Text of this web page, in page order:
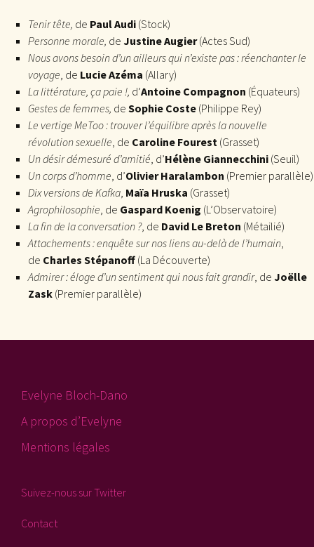
Tenir tête, de Paul Audi (Stock)
Personne morale, de Justine Augier(Actes Sud)
Nous avons besoin d’un ailleurs qui n’existe pas : réenchanter le
voyage, de Lucie Azéma (Allary)
La littérature, ça paie !, d’Antoine Compagnon (Équateurs)
Gestes de femmes, de Sophie Coste (Philippe Rey)
Le vertige MeToo : trouver l’équilibre après la nouvelle
révolution sexuelle, de Caroline Fourest (Grasset)
Un désir démesuré d’amitié, d’Hélène Giannecchini (Seuil)
Un corps d’homme, d’Olivier Haralambon (Premier parallèle)
Dix versions de Kafka, Maïa Hruska (Grasset)
Agrophilosophie, de Gaspard Koenig (L’Observatoire)
La fin de la conversation ?, de David Le Breton (Métailié)
Attachements : enquête sur nos liens au-delà de l’humain,
de Charles Stépanoff (La Découverte)
Admirer : éloge d’un sentiment qui nous fait grandir, de Joëlle
Zask (Premier parallèle)
Evelyne Bloch-Dano
A propos d’Evelyne
Mentions légales
Suivez-nous sur Twitter
Contact